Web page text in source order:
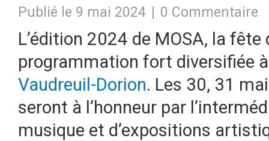
Publié le 9 mai 2024 0 Commentaire
L’édition 2024 de MOSA, la
programmation fort diversifiée
Vaudreuil-Dorion. Les 30, 31
seront à l’honneur par
musique et d’expositions